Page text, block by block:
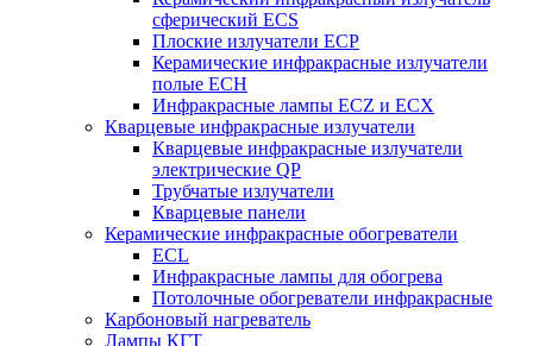
сферический ECS
Плоские излучатели ECP
Керамические инфракрасные излучатели
полые ECH
Инфракрасные лампы ECZ и ECX
Кварцевые инфракрасные излучатели
Кварцевые инфракрасные излучатели
электрические QP
Трубчатые излучатели
Кварцевые панели
Керамические инфракрасные обогреватели
ECL
Инфракрасные лампы для обогрева
Потолочные обогреватели инфракрасные
Карбоновый нагреватель
Лампы КГТ